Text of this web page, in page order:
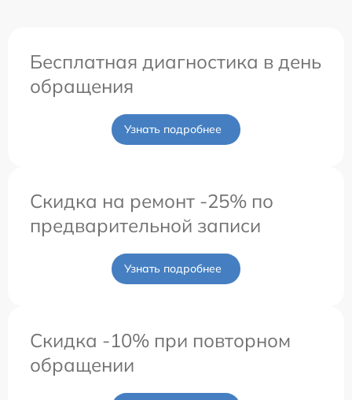
Бесплатная диагностика в день
обращения
Узнать подробнее
Скидка на ремонт -25% по
предварительной записи
Узнать подробнее
Скидка -10% при повторном
обращении